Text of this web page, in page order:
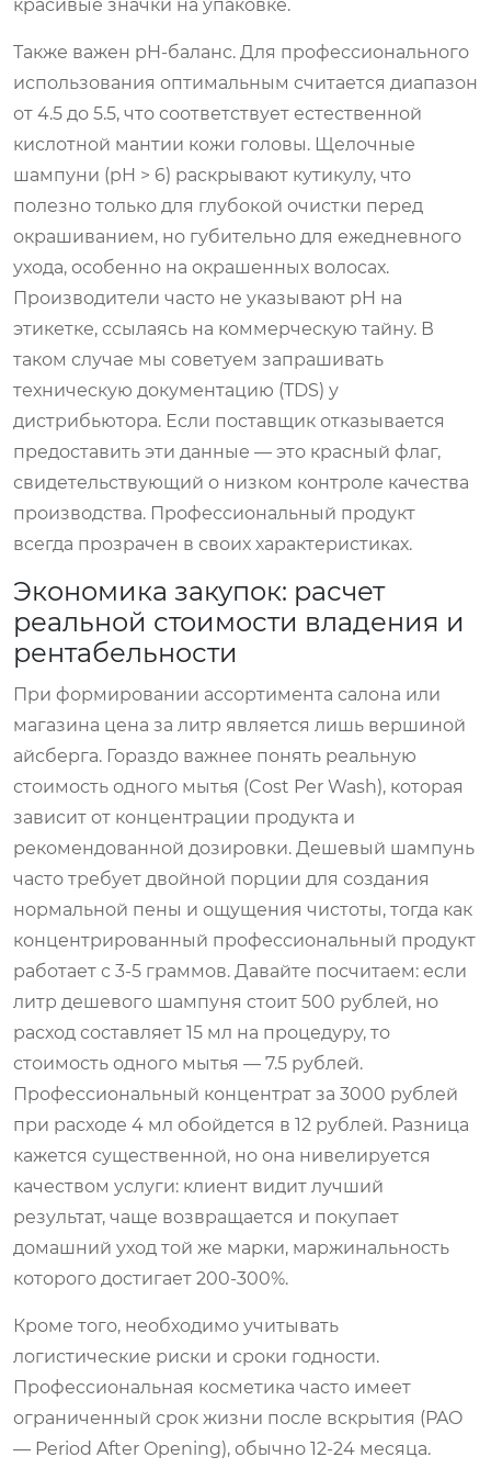
красивые значки на упаковке.
Также важен pH-баланс. Для профессионального
использования оптимальным считается диапазон
от 4.5 до 5.5, что соответствует естественной
кислотной мантии кожи головы. Щелочные
шампуни (pH > 6) раскрывают кутикулу, что
полезно только для глубокой очистки перед
окрашиванием, но губительно для ежедневного
ухода, особенно на окрашенных волосах.
Производители часто не указывают pH на
этикетке, ссылаясь на коммерческую тайну. В
таком случае мы советуем запрашивать
техническую документацию (TDS) у
дистрибьютора. Если поставщик отказывается
предоставить эти данные — это красный флаг,
свидетельствующий о низком контроле качества
производства. Профессиональный продукт
всегда прозрачен в своих характеристиках.
Экономика закупок: расчет
реальной стоимости владения и
рентабельности
При формировании ассортимента салона или
магазина цена за литр является лишь вершиной
айсберга. Гораздо важнее понять реальную
стоимость одного мытья (Cost Per Wash), которая
зависит от концентрации продукта и
рекомендованной дозировки. Дешевый шампунь
часто требует двойной порции для создания
нормальной пены и ощущения чистоты, тогда как
концентрированный профессиональный продукт
работает с 3-5 граммов. Давайте посчитаем: если
литр дешевого шампуня стоит 500 рублей, но
расход составляет 15 мл на процедуру, то
стоимость одного мытья — 7.5 рублей.
Профессиональный концентрат за 3000 рублей
при расходе 4 мл обойдется в 12 рублей. Разница
кажется существенной, но она нивелируется
качеством услуги: клиент видит лучший
результат, чаще возвращается и покупает
домашний уход той же марки, маржинальность
которого достигает 200-300%.
Кроме того, необходимо учитывать
логистические риски и сроки годности.
Профессиональная косметика часто имеет
ограниченный срок жизни после вскрытия (PAO
— Period After Opening), обычно 12-24 месяца.